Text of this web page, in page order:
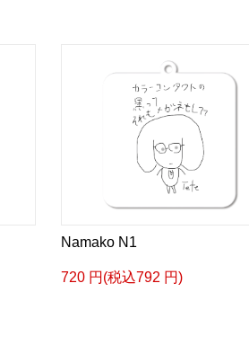
Namako N1
720 円(税込792 円)